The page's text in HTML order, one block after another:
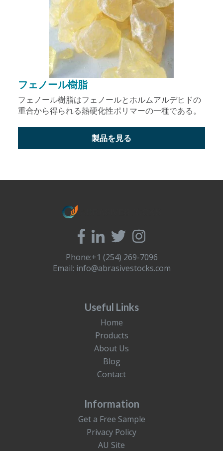
フェノール樹脂
フェノール樹脂はフェノールとホルムアルデヒドの
重合から得られる熱硬化性ポリマーの一種である。
製品を見る
Phone:+1 (254) 269-7096
Email: info@abrasivestocks.com
Useful Links
Home
Products
About Us
Blog
Contact
Information
Get a Free Sample
Privacy Policy
AU Site